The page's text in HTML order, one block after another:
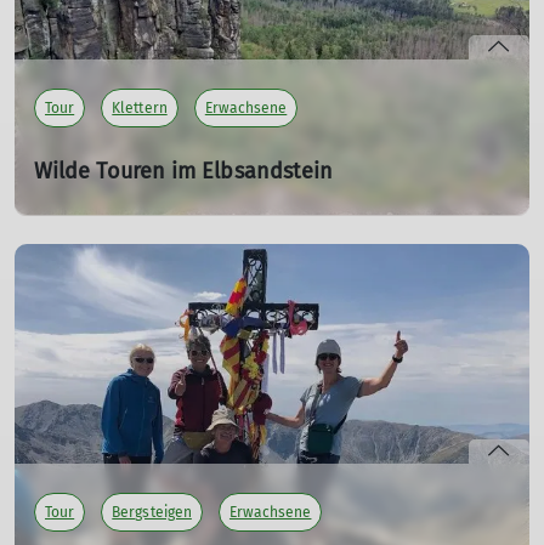
Tour Klettern Erwachsene
Wilde Touren im Elbsandstein
Klettersteig am 29. Mai - 02. Juni 2024
Herrliche Tage in und rund um die Dessauer Hütte in
Papstdorf. Die Teilnehmer wanderten durch malerische
Landschaften, erkundeten geologische Wunder,
kletterten auf alten Pfaden und genossen
atemberaubende Ausblicke.
mehr erfahren
Tour Bergsteigen Erwachsene